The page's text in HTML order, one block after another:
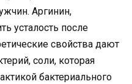
Аргинин,
усталость после
свойства дают
соли, которая
бактериального